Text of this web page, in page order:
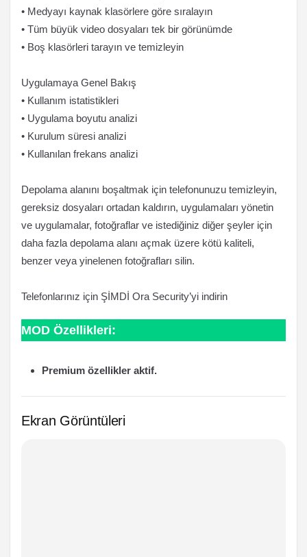
• Medyayı kaynak klasörlere göre sıralayın
• Tüm büyük video dosyaları tek bir görünümde
• Boş klasörleri tarayın ve temizleyin
Uygulamaya Genel Bakış
• Kullanım istatistikleri
• Uygulama boyutu analizi
• Kurulum süresi analizi
• Kullanılan frekans analizi
Depolama alanını boşaltmak için telefonunuzu temizleyin,
gereksiz dosyaları ortadan kaldırın, uygulamaları yönetin
ve uygulamalar, fotoğraflar ve istediğiniz diğer şeyler için
daha fazla depolama alanı açmak üzere kötü kaliteli,
benzer veya yinelenen fotoğrafları silin.
Telefonlarınız için ŞİMDİ Ora Security’yi indirin
MOD Özellikleri:
Premium özellikler aktif.
Ekran Görüntüleri